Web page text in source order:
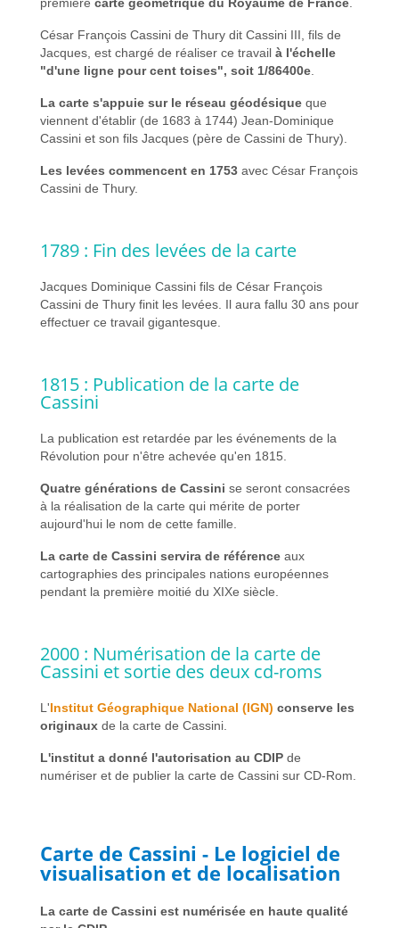
César François Cassini de Thury dit Cassini III, fils de
Jacques, est chargé de réaliser ce travail à l'échelle
"d'une ligne pour cent toises", soit 1/86400e
La carte s'appuie sur le réseau géodésique que
viennent d'établir (de 1683 à 1744) Jean-Dominique
Cassini et son fils Jacques (père de Cassini de Thury).
Les levées commencent en 1753 avec César François
Cassini de Thury.
1789 : Fin des levées de la carte
Jacques Dominique Cassini fils de César François
Cassini de Thury finit les levées. Il aura fallu 30 ans pour
effectuer ce travail gigantesque.
1815 : Publication de la carte de
Cassini
La publication est retardée par les événements de la
Révolution pour n'être achevée qu'en 1815.
Quatre générations de Cassini se seront consacrées
à la réalisation de la carte qui mérite de porter
aujourd'hui le nom de cette famille.
La carte de Cassini servira de référence aux
cartographies des principales nations européennes
pendant la première moitié du XIXe siècle.
2000 : Numérisation de la carte de
Cassini et sortie des deux cd-roms
L'Institut Géographique National (IGN) conserve les
originaux de la carte de Cassini.
L'institut a donné l'autorisation au CDIP de
numériser et de publier la carte de Cassini sur CD-Rom.
Carte de Cassini - Le logiciel de
visualisation et de localisation
La carte de Cassini est numérisée en haute qualité